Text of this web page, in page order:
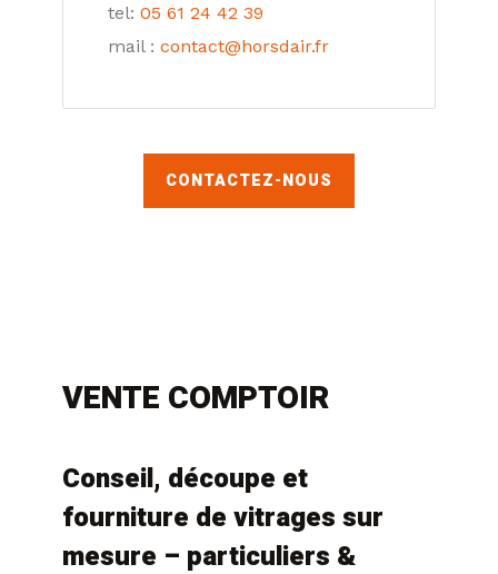
tel: 05 61 24 42 39
mail : contact@horsdair.fr
CONTACTEZ-NOUS
VENTE COMPTOIR
Conseil, découpe et
fourniture de vitrages sur
mesure – particuliers &